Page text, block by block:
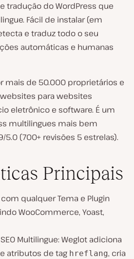
tradução do WordPress que
Fácil de instalar (em
e traduz todo o seu
automáticas e humanas
mais de 50.000 proprietários e
para websites
eletrônico e software. É um
multilingues mais bem
(700+ revisões 5 estrelas).
Principais
qualquer Tema e Plugin
WooCommerce, Yoast,
Multilingue: Weglot adiciona
atributos de tag hreflang, cria